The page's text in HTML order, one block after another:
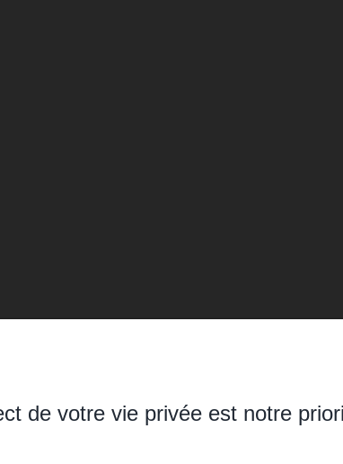
de votre vie privée est notre